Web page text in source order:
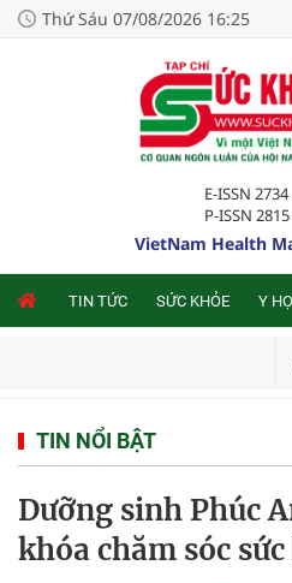
Thứ Sáu 07/08/2026 16:25
E-ISSN
P-ISSN
VietNam Health
TIN TỨC SỨC KHỎE Y
TIN NỔI BẬT
Dưỡng sinh Phúc
khóa chăm sóc